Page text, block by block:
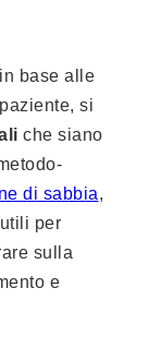
base alle
si
che siano
di sabbia,
per
sulla
e